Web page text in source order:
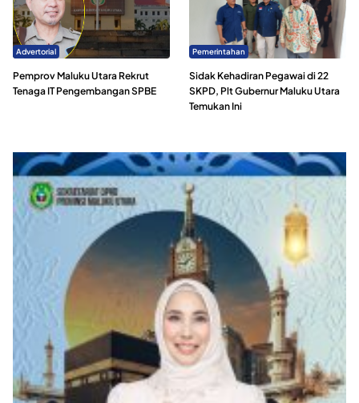
Advertorial
Pemprov Maluku Utara Rekrut
Tenaga IT Pengembangan SPBE
Pemerintahan
Sidak Kehadiran Pegawai di 22
SKPD, Plt Gubernur Maluku Utara
Temukan Ini